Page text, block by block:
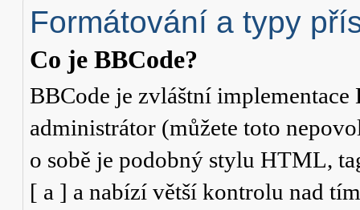
Formátování a typy
Co je BBCode?
BBCode je zvláštní
administrátor (můžete toto
o sobě je podobný stylu HTML,
[ a ] a nabízí větší kontrolu nad